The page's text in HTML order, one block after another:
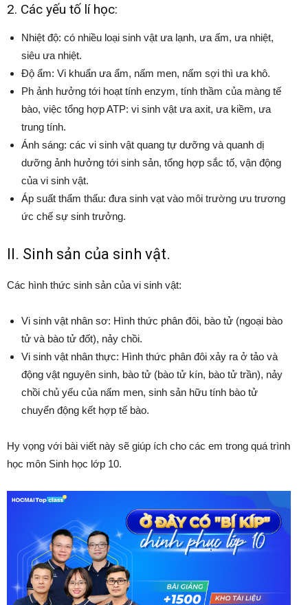
2. Các yếu tố lí học:
Nhiệt độ: có nhiều loại sinh vật ưa lạnh, ưa ấm, ưa nhiệt,
siêu ưa nhiệt.
Độ ẩm: Vi khuẩn ưa ẩm, nấm men, nấm sợi thì ưa khô.
Ph ảnh hưởng tới hoạt tính enzym, tính thầm của màng tế
bào, việc tổng hợp ATP: vi sinh vật ưa axit, ưa kiềm, ưa
trung tính.
Ánh sáng: các vi sinh vật quang tự dưỡng và quanh dị
dưỡng ảnh hưởng tới sinh sản, tổng hợp sắc tố, vận động
của vi sinh vật.
Áp suất thẩm thấu: đưa sinh vạt vào môi trường ưu trương
ức chế sự sinh trưởng.
II. Sinh sản của sinh vật.
Các hình thức sinh sản của vi sinh vật:
Vi sinh vật nhân sơ: Hình thức phân đôi, bào tử (ngoại bào
tử và bào tử đốt), nảy chồi.
Vi sinh vật nhân thực: Hình thức phân đôi xảy ra ở tảo và
động vật nguyên sinh, bào tử (bào tử kín, bào tử trần), nảy
chồi chủ yếu của nấm men, sinh sản hữu tính bào tử
chuyển động kết hợp tế bào.
Hy vọng với bài viết này sẽ giúp ích cho các em trong quá trình
học môn Sinh học lớp 10.